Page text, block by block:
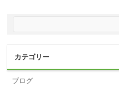
カテゴリー
ブログ